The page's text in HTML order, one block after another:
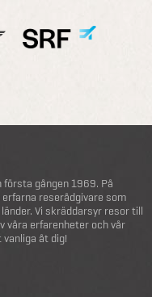
första gången 1969. På
reserådgivare som
Vi skräddarsyr resor till
våra erfarenheter och vår
åt dig!